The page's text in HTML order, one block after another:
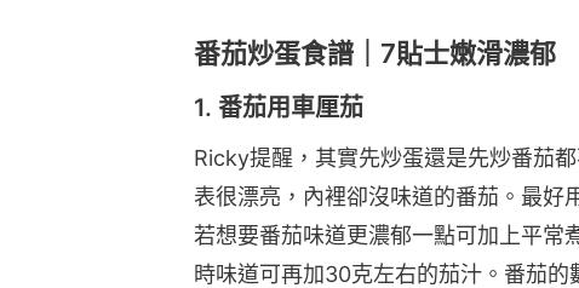
番茄炒蛋食譜｜7貼士嫩滑濃郁
1. 番茄用車厘茄
Ricky提醒，其實先炒蛋還是先炒番茄
表很漂亮，內裡卻沒味道的番茄。最好
若想要番茄味道更濃郁一點可加上平常
時味道可再加30克左右的茄汁。番茄